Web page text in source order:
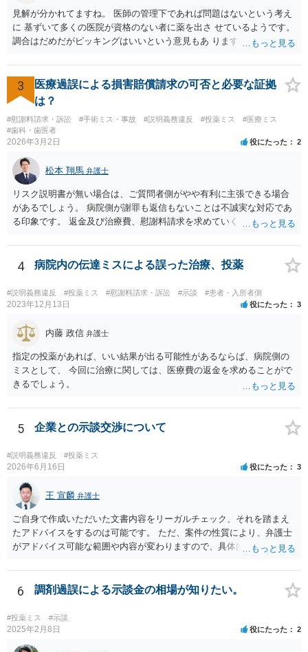
見解が分かれてますね。 医師の管理下であれば問題はないという考え
に 基ずいて多くの医院が資格のない者に薬を出さ せているようです。
調合はだめだがピッキングはいいという意見もあ りますね。 また患者
いますね。 院外とではかなり金額が低くなるようです。 したがって、
違法とは断じきれないですね。 あなたが罪になることは、まったくあ
りません。 やめるなら、２週間ルールにのっとってやめたほう がいい
でしょう。
3
医療過誤による損害賠償請求の可否と必要な証拠
は？
#慰謝料請求・訴訟 #手術ミス・事故 #説明義務違反 #投薬ミス
#医療ミス
#歯科・歯医者
2026年3月2日 役にたった 2
松本 翔馬 弁護士
リスク説明書が無い場合は、ご質問者側がやや有利に主張できる場合
があるでしょう。 病院側が謝罪も返信もないことは不誠実な対応であ
る印象です。 返金及び治療費、慰謝料請求を求めていくことになるか
代理人として病院側との交渉窓口となることも方法の一つです。 ご自
身で内容証明を出される場合、書面にご質問者の不利になる事情を記
討されるとよいでしょう。
4 病院内の伝達ミスによる誤った治療、投薬
#説明義務違反 #投薬ミス #慰謝料請求・訴訟 #示談 #患者・入所者側
2023年12月13日 役にたった 3
内藤 政信 弁護士
指定の投薬があれば、いい結果が出る可能性があるならば、病院側の
ミスとして、 今回に治療に関しては、医療費の返金を求めることがで
きるでしょう。
5 企業との示談交渉について
#説明義務違反 #投薬ミス
2026年6月16日 役にたった 3
王 宣麟 弁護士
ご自身で作成いただいた文書内容をリーガルチェック、それを踏まえ
たアドバイスをするのは可能です。 ただ、案件の性質により、弁護士
がアドバイス可能な範囲や内容が変わりますので、具体的な状況と共
す）。
6 調剤過誤による示談金の相場が知りたい。
#投薬ミス #示談
2025年2月8日 役にたった 2